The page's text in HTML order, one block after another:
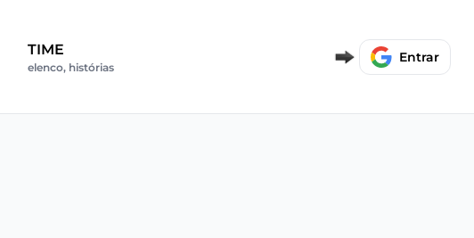
TIME
elenco, histórias
Entrar